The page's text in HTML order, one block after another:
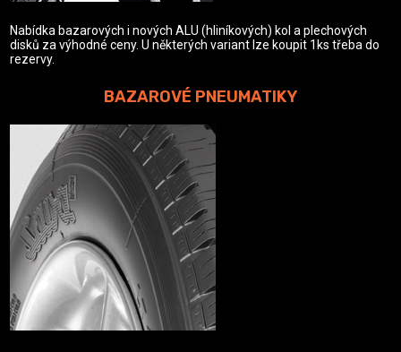
Nabídka bazarových i nových ALU (hliníkových) kol a plechových
disků za výhodné ceny. U některých variant lze koupit 1ks třeba do
rezervy.
BAZAROVÉ PNEUMATIKY